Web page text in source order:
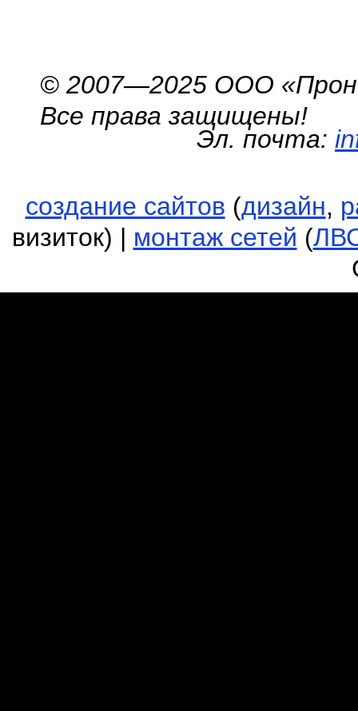
© 2007—2025 ООО
Все права защищены!
Эл. почта:
создание сайтов (дизайн,
визиток) | монтаж сетей (